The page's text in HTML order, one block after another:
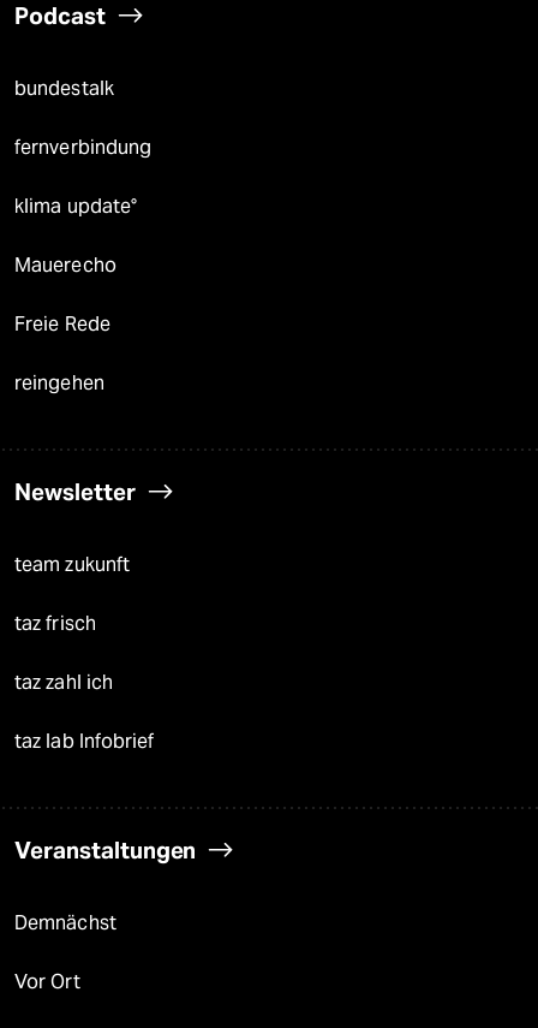
Podcast
bundestalk
fernverbindung
klima update°
Mauerecho
Freie Rede
reingehen
Newsletter
team zukunft
taz frisch
taz zahl ich
taz lab Infobrief
Veranstaltungen
Demnächst
Vor Ort